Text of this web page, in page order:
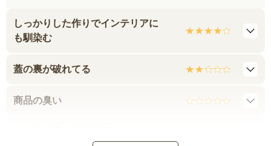
しっかりした作りでインテリアに
も馴染む
蓋の裏が破れてる
商品の臭い